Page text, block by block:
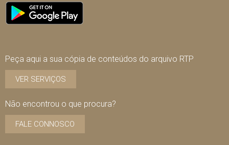
Peça aqui a sua cópia de conteúdos do arquivo RTP
VER SERVIÇOS
Não encontrou o que procura?
FALE CONNOSCO